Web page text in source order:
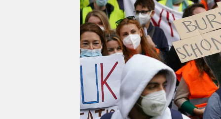
veranstaltungen
shop
fragen & hilfe
unterstützen
abo
genossenschaft